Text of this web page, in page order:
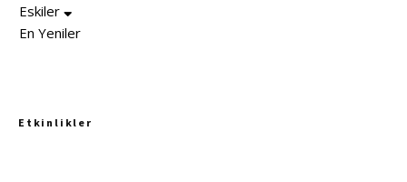
Eskiler
En Yeniler
Etkinlikler